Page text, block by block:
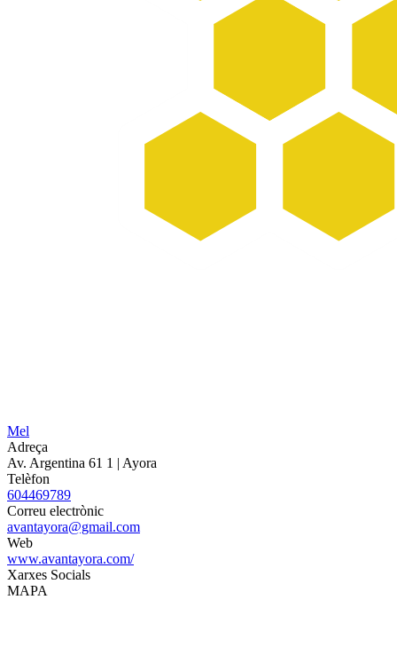
Mel
Adreça
Av. Argentina 61 1 | Ayora
Telèfon
604469789
Correu electrònic
avantayora@gmail.com
Web
www.avantayora.com/
Xarxes Socials
MAPA